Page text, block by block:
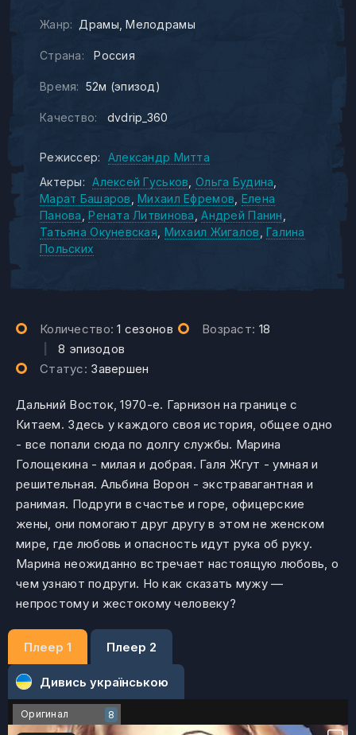
Жанр: Драмы Мелодрамы
Страна: Россия
Время: 52м (эпизод)
Качество: dvdrip_360
Режиссер:
Александр Митта
Актеры:
Алексей Гуськов Ольга Будина
Марат Башаров
Михаил Ефремов Елена
Панова
Рената Литвинова
Андрей Панин
Татьяна Окуневская Михаил Жигалов Галина
Польских
Количество:1 сезонов
|8 эпизодов
Возраст: 18
Статус: Завершен
Дальний Восток, 1970-е. Гарнизон на границе с
Китаем. Здесь у каждого своя история, общее одно
- все попали сюда по долгу службы. Марина
Голощекина - милая и добрая. Галя Жгут - умная и
решительная. Альбина Ворон - экстравагантная и
ранимая. Подруги в счастье и горе, офицерские
жены, они помогают друг другу в этом не женском
мире, где любовь и опасность идут рука об руку.
Марина неожиданно встречает настоящую любовь, о
чем узнают подруги. Но как сказать мужу —
непростому и жестокому человеку?
Плеер 1 Плеер 2
Дивись українською
Оригинал 8